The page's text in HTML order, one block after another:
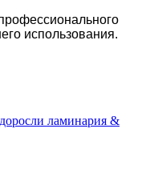
использования.